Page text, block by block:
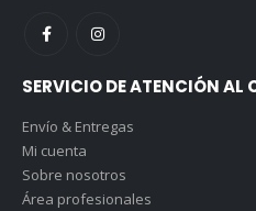
SERVICIO DE ATENCIÓN AL
Envío & Entregas
Mi cuenta
Sobre nosotros
Área profesionales